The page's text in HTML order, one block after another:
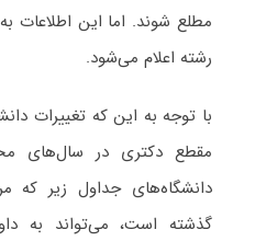
مطلع شوند. اما این اطلاعات
رشته اعلام می‌شود.
با توجه به این که تغییرات
مقطع دکتری در سال‌های
دانشگاه‌های جداول زیر که
گذشته است، می‌تواند به